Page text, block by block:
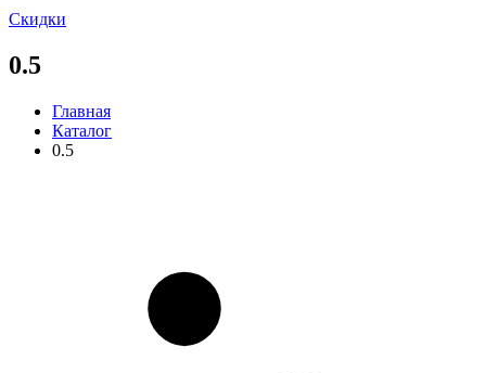
Скидки
0.5
Главная
Каталог
0.5